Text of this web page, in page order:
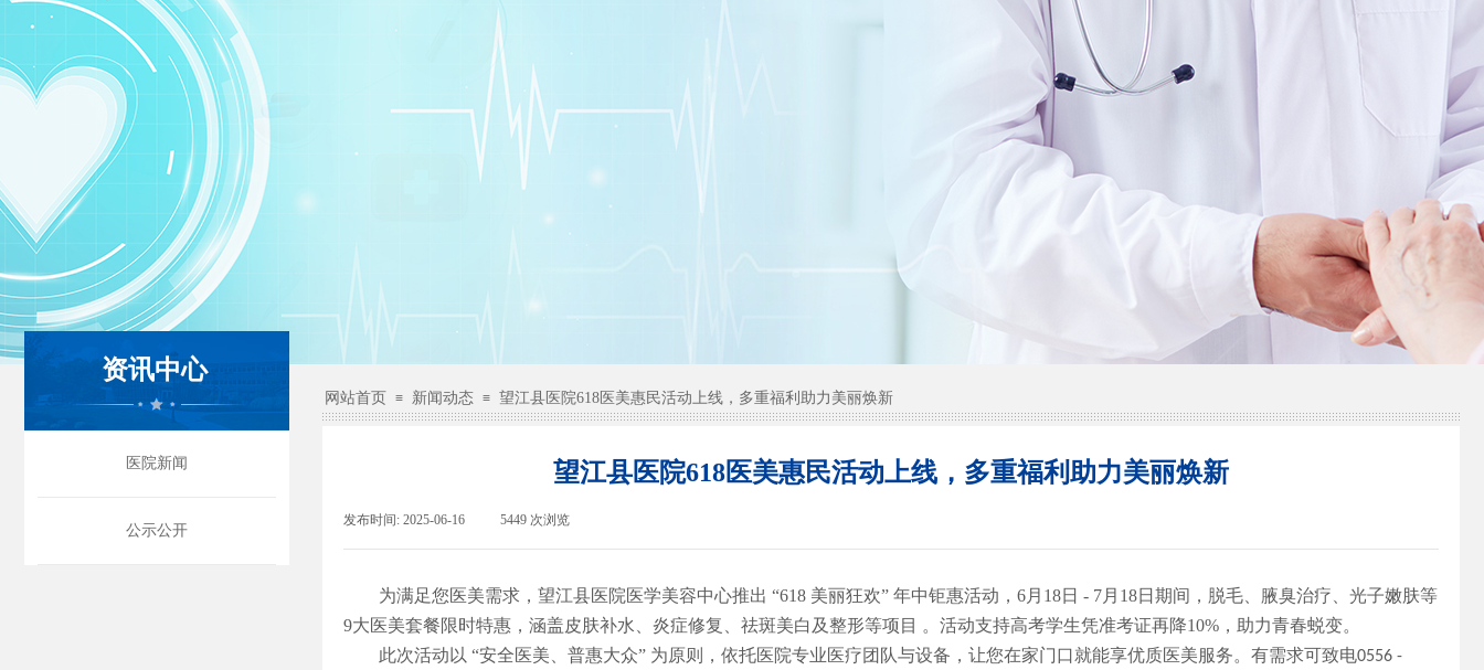
资讯中心
网站首页 ≡ 新闻动态 ≡ 望江县医院618医美惠民活动上线，多重福利助力美丽焕新
望江县医院618医美惠民活动上线，多重福利助力美丽焕新
发布时间: 2025-06-16 5449 次浏览
为满足您医美需求，望江县医院医学美容中心推出 “618 美丽狂欢” 年中钜惠活动，6月18日 - 7月18日期间，脱毛、腋臭治疗、光子嫩肤等
9大医美套餐限时特惠，涵盖皮肤补水、炎症修复、祛斑美白及整形等项目 。活动支持高考学生凭准考证再降10%，助力青春蜕变。
此次活动以 “安全医美、普惠大众” 为原则，依托医院专业医疗团队与设备，让您在家门口就能享优质医美服务。有需求可致电0556 -
医院新闻
公示公开